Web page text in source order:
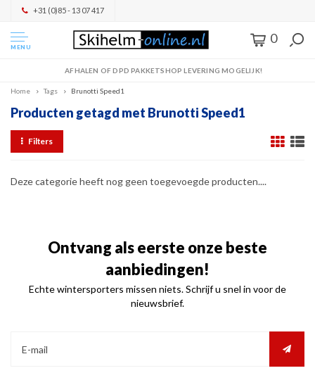
+31 (0)85 - 13 07 417
MENU
0
AFHALEN OF DPD PAKKETSHOP LEVERING MOGELIJK!
Home Tags Brunotti Speed1
Producten getagd met Brunotti Speed1
Filters
Deze categorie heeft nog geen toegevoegde producten....
Ontvang als eerste onze beste
aanbiedingen!
Echte wintersporters missen niets. Schrijf u snel in voor de
nieuwsbrief.